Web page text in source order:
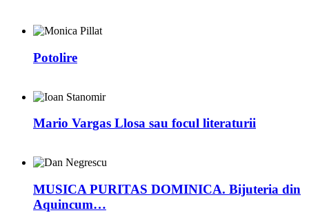
Potolire
Mario Vargas Llosa sau focul literaturii
MUSICA PURITAS DOMINICA. Bijuteria din
Aquincum…